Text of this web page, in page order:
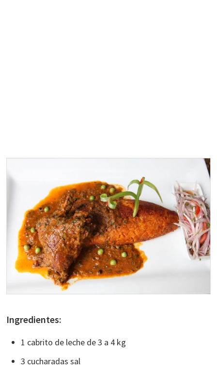
Ingredientes:
1 cabrito de leche de 3 a 4 kg
3 cucharadas sal